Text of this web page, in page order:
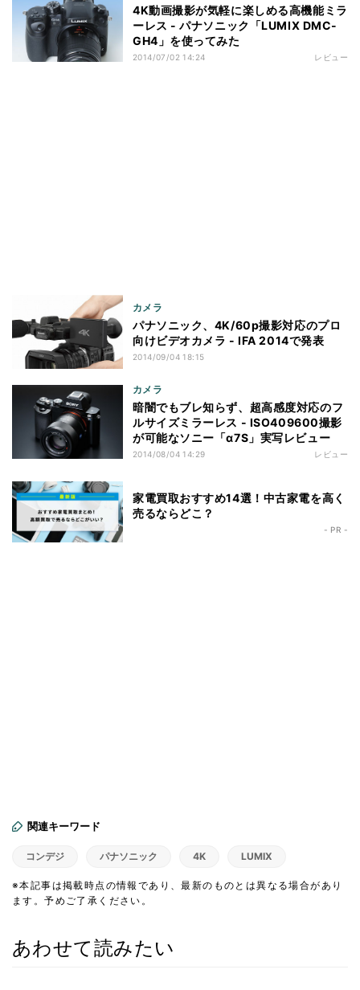
4K動画撮影が気軽に楽しめる高機能ミラ
ーレス - パナソニック「LUMIX DMC-
GH4」を使ってみた
2014/07/02 14:24 レビュー
カメラ
パナソニック、4K/60p撮影対応のプロ
向けビデオカメラ - IFA 2014で発表
2014/09/04 18:15
カメラ
暗闇でもブレ知らず、超高感度対応のフ
ルサイズミラーレス - ISO409600撮影
が可能なソニー「α7S」実写レビュー
2014/08/04 14:29 レビュー
家電買取おすすめ14選！中古家電を高く
売るならどこ？
- PR -
関連キーワード
コンデジ パナソニック 4K LUMIX
※本記事は掲載時点の情報であり、最新のものとは異なる場合があり
ます。予めご了承ください。
あわせて読みたい